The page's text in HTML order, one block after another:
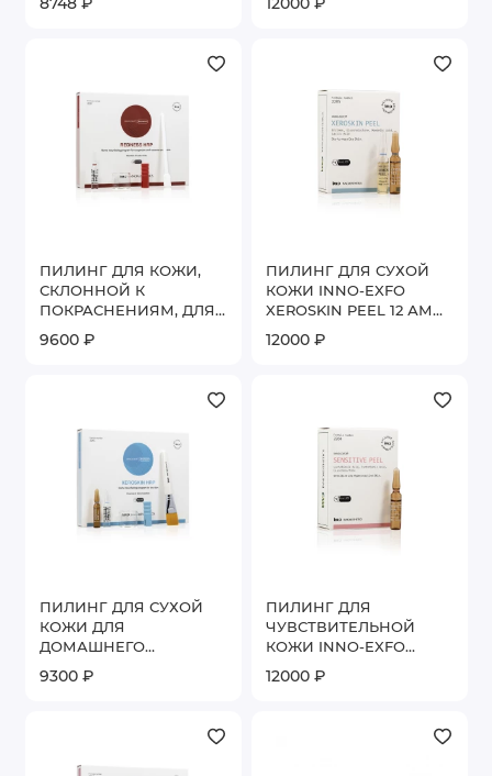
EXFO AKN HRP 4 АМП. *
АМП * 2 МЛ
ПИЛИНГ ДЛЯ КОЖИ,
СКЛОННОЙ К
ПОКРАСНЕНИЯМ, ДЛЯ
ПРИМЕНЕНИЯ INNO-
9600 ₽
ПИЛИНГ ДЛЯ СУХОЙ
КОЖИ INNO-EXFO
XEROSKIN PEEL 12 АМП.
12000 ₽
ПИЛИНГ ДЛЯ СУХОЙ
КОЖИ ДЛЯ
ДОМАШНЕГО
EXFO XEROSKIN HRP 8
9300 ₽
ПИЛИНГ ДЛЯ
ЧУВСТВИТЕЛЬНОЙ
КОЖИ INNO-EXFO
* 2 МЛ
12000 ₽